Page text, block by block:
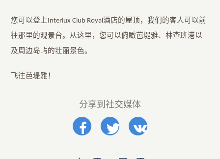
您可以登上Interlux Club Royal酒店的屋顶，我们的客人可以前
往那里的观景台。从这里，您可以俯瞰芭堤雅、林查班港以
及周边岛屿的壮丽景色。
飞往芭堤雅！
分享到社交媒体